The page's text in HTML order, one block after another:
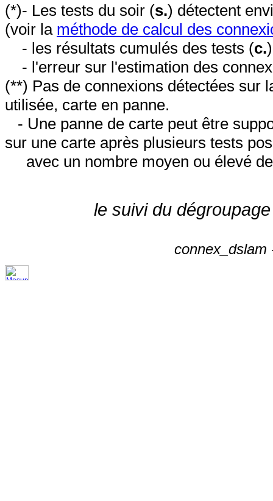
(*)- Les tests du soir (s.) détectent
(voir la méthode de calcul des
- les résultats cumulés des tests (c.
- l'erreur sur l'estimation des
(**) Pas de connexions détectées sur
utilisée, carte en panne.
- Une panne de carte peut être
sur une carte après plusieurs tests
avec un nombre moyen ou élevé
le suivi du
connex_dslam